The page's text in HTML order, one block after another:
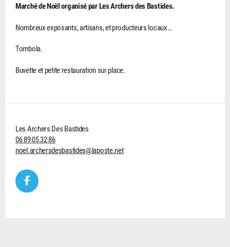
Marché de Noël organisé par Les Archers des Bastides.
Nombreux exposants, artisans, et producteurs locaux…
Tombola.
Buvette et petite restauration sur place.
Les Archers Des Bastides
06 89 05 32 86
noel.archersdesbastides@laposte.net